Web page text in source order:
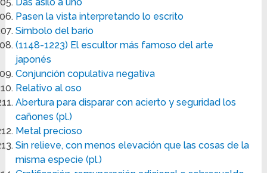
Pasen la vista interpretando lo escrito
Símbolo del bario
(1148-1223) El escultor más famoso del arte
japonés
Conjunción copulativa negativa
Relativo al oso
Abertura para disparar con acierto y seguridad los
cañones (pl.)
Metal precioso
Sin relieve, con menos elevación que las cosas de la
misma especie (pl.)